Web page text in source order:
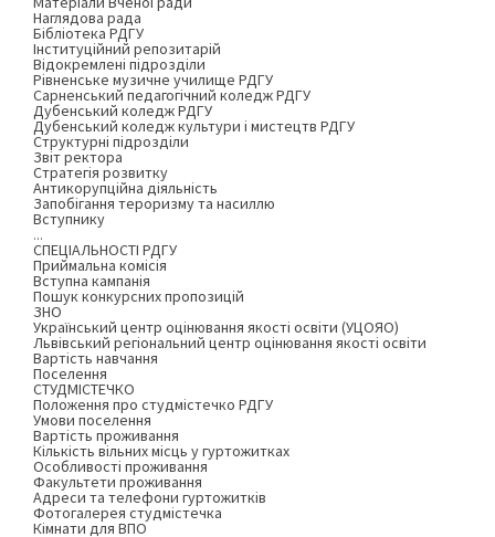
Наглядова рада
Бібліотека РДГУ
Інституційний репозитарій
Відокремлені підрозділи
Рівненське музичне училище РДГУ
Сарненський педагогічний коледж РДГУ
Дубенський коледж РДГУ
Дубенський коледж культури і мистецтв РДГУ
Структурні підрозділи
Звіт ректора
Стратегія розвитку
Антикорупційна діяльність
Запобігання тероризму та насиллю
Вступнику
...
СПЕЦІАЛЬНОСТІ РДГУ
Приймальна комісія
Вступна кампанія
Пошук конкурсних пропозицій
ЗНО
Український центр оцінювання якості освіти (УЦОЯО)
Львівський регіональний центр оцінювання якості освіти
Вартість навчання
Поселення
СТУДМІСТЕЧКО
Положення про студмістечко РДГУ
Умови поселення
Вартість проживання
Кількість вільних місць у гуртожитках
Особливості проживання
Факультети проживання
Адреси та телефони гуртожитків
Фотогалерея студмістечка
Кімнати для ВПО